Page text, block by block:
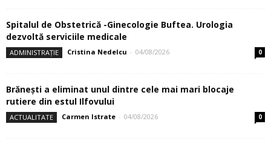
Spitalul de Obstetrică -Ginecologie Buftea. Urologia
dezvoltă serviciile medicale
ADMINISTRAȚIE Cristina Nedelcu - 04/08/2026 0
Brănești a eliminat unul dintre cele mai mari blocaje
rutiere din estul Ilfovului
ACTUALITATE Carmen Istrate - 04/08/2026 0